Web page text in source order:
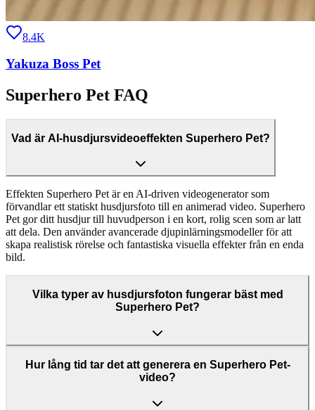
8.4K
Yakuza Boss Pet
Superhero Pet FAQ
Vad är AI-husdjursvideoeffekten Superhero Pet?
Effekten Superhero Pet är en AI-driven videogenerator som
förvandlar ett statiskt husdjursfoto till en animerad video. Superhero
Pet gor ditt husdjur till huvudperson i en kort, rolig scen som ar latt
att dela. Den använder avancerade djupinlärningsmodeller för att
skapa realistisk rörelse och fantastiska visuella effekter från en enda
bild.
Vilka typer av husdjursfoton fungerar bäst med
Superhero Pet?
Hur lång tid tar det att generera en Superhero Pet-
video?